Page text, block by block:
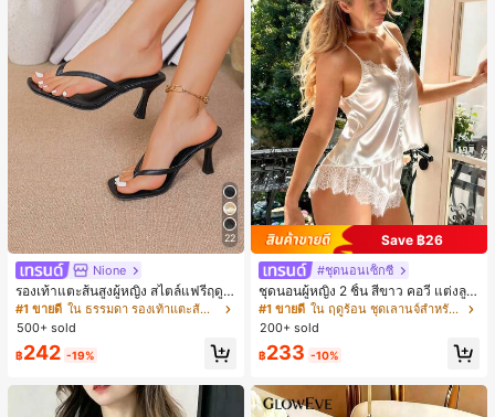
22
Nione
รองเท้าแตะส้นสูงผู้หญิง สไตล์แฟรี่ฤดูร้
อน ส้นบาง แบบคีบ แต่งสายคาดผม รอ
งเท้าแตะชายหาดสำหรับเที่ยวพักผ่อน
แฟชั่นสายไขว้ สำหรับเดทไนท์
#1 ขายดี
ใน ธรรมดา รองเท้าแตะส้นสูงผู้หญิง
500+ sold
฿242 -19%
Save ฿26
#ชุดนอนเซ็กซี่
ชุดนอนผู้หญิง 2 ชิ้น สีขาว คอวี แต่งลูก
ไม้แบบแพตช์เวิร์ก ชุดนอนใส่ในบ้าน
สำหรับเธอ
#1 ขายดี
ใน ฤดูร้อน ชุดเลานจ์สำหรับผู้หญิง
200+ sold
฿233 -10%